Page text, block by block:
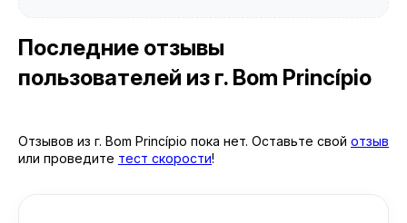
Последние отзывы
пользователей из г. Bom Princípio
Отзывов из г. Bom Princípio пока нет. Оставьте свой отзыв
или проведите тест скорости!